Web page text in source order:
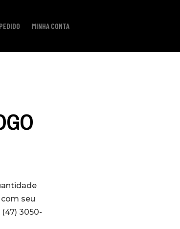
MINHA CONTA
seu
3050-